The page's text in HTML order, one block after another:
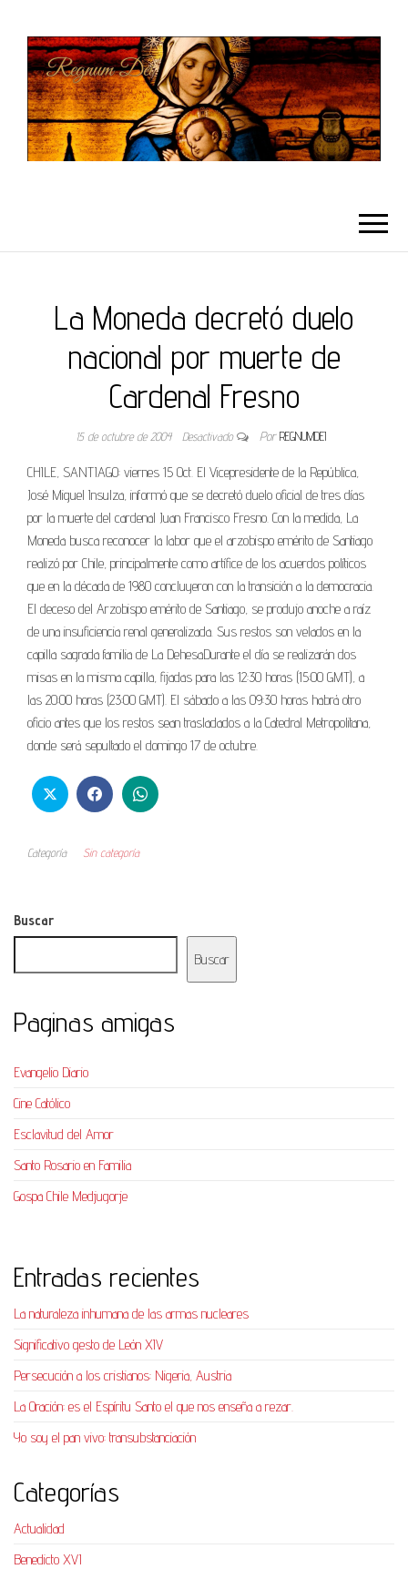
La Moneda decretó duelo
nacional por muerte de
Cardenal Fresno
15 de octubre de 2004 Desactivado Por REGNUMDEI
CHILE, SANTIAGO: viernes 15 Oct. El Vicepresidente de la República,
José Miguel Insulza, informó que se decretó duelo oficial de tres días
por la muerte del cardenal Juan Francisco Fresno. Con la medida, La
Moneda busca reconocer la labor que el arzobispo emérito de Santiago
realizó por Chile, principalmente como artífice de los acuerdos políticos
que en la década de 1980 concluyeron con la transición a la democracia.
El deceso del Arzobispo emérito de Santiago, se produjo anoche a raíz
de una insuficiencia renal generalizada. Sus restos son velados en la
capilla sagrada familia de La DehesaDurante el día se realizarán dos
misas en la misma capilla, fijadas para las 12:30 horas (15:00 GMT), a
las 20:00 horas (23:00 GMT). El sábado a las 09:30 horas habrá otro
oficio antes que los restos sean trasladados a la Catedral Metropolitana,
donde será sepultado el domingo 17 de octubre.
Categoría Sin categoría
Buscar
Buscar
Paginas amigas
Evangelio Diario
Cine Católico
Esclavitud del Amor
Santo Rosario en Familia
Gospa Chile Medjugorje
Entradas recientes
La naturaleza inhumana de las armas nucleares
Significativo gesto de León XIV
Persecución a los cristianos: Nigeria, Austria
La Oración: es el Espíritu Santo el que nos enseña a rezar.
Yo soy el pan vivo: transubstanciación
Categorías
Actualidad
Benedicto XVI